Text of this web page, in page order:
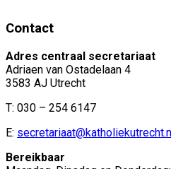
Contact
Adres centraal secretariaat
Adriaen van Ostadelaan 4
3583 AJ Utrecht
T: 030 – 254 6147
E:
Bereikbaar